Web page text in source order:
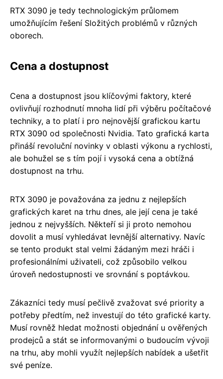
RTX 3090 je tedy technologickým průlomem
umožňujícím řešení Složitých problémů v různých
oborech.
Cena a dostupnost
Cena a dostupnost jsou klíčovými faktory, které
ovlivňují rozhodnutí mnoha lidí při výběru počítačové
techniky, a to platí i pro nejnovější grafickou kartu
RTX 3090 od společnosti Nvidia. Tato grafická karta
přináší revoluční novinky v oblasti výkonu a rychlosti,
ale bohužel se s tím pojí i vysoká cena a obtížná
dostupnost na trhu.
RTX 3090 je považována za jednu z nejlepších
grafických karet na trhu dnes, ale její cena je také
jednou z nejvyšších. Někteří si ji proto nemohou
dovolit a musí vyhledávat levnější alternativy. Navíc
se tento produkt stal velmi žádaným mezi hráči i
profesionálními uživateli, což způsobilo velkou
úroveň nedostupnosti ve srovnání s poptávkou.
Zákazníci tedy musí pečlivě zvažovat své priority a
potřeby předtím, než investují do této grafické karty.
Musí rovněž hledat možnosti objednání u ověřených
prodejců a stát se informovanými o budoucím vývoji
na trhu, aby mohli využít nejlepších nabídek a ušetřit
své peníze.